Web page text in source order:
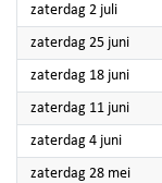
zaterdag 2 juli2022
zaterdag 25 juni2022
zaterdag 18 juni2022
zaterdag 11 juni2022
zaterdag 4 juni2022
zaterdag 28 mei2022